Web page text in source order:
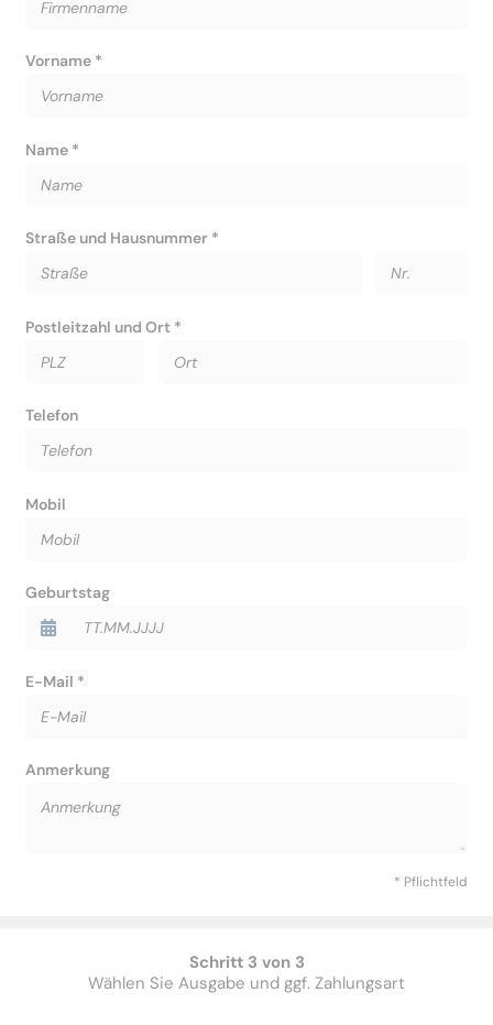
Vorname *
Name *
Straße und Hausnummer *
Postleitzahl und Ort *
Telefon
Mobil
Geburtstag
E-Mail *
Anmerkung
* Pflichtfeld
Schritt 3 von 3
Wählen Sie Ausgabe und ggf. Zahlungsart